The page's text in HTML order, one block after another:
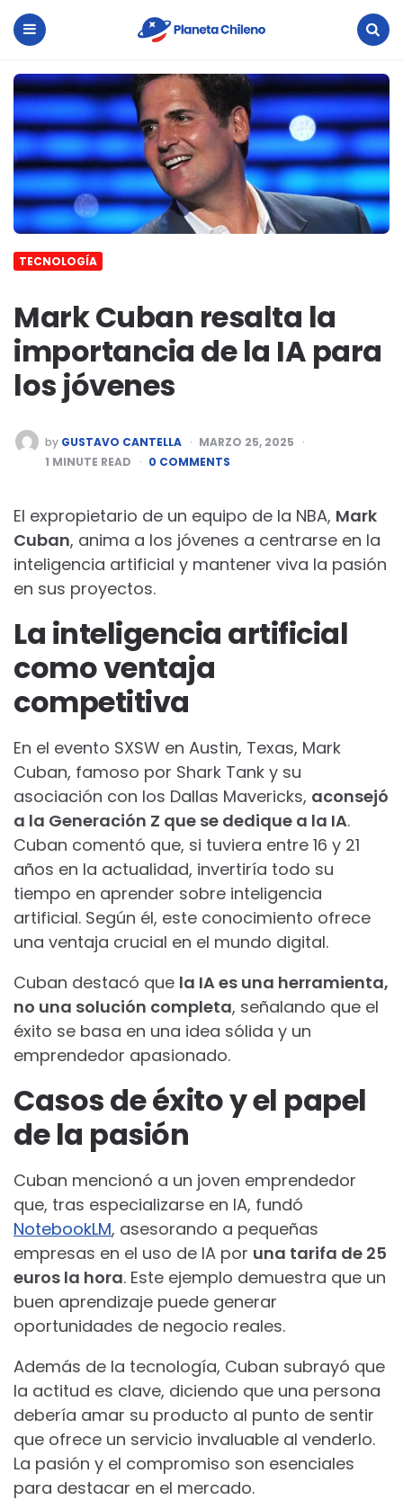
Planeta
Chileno
TECNOLOGÍA
Mark Cuban resalta la
importancia de la IA para
los jóvenes
POSTED
BY
by GUSTAVO CANTELLA
MARZO 25, 2025
1 MINUTE READ 0 COMMENTS
El expropietario de un equipo de la NBA, Mark
Cuban, anima a los jóvenes a centrarse en la
inteligencia artificial y mantener viva la pasión
en sus proyectos.
La inteligencia artificial
como ventaja
competitiva
En el evento SXSW en Austin, Texas, Mark
Cuban, famoso por Shark Tank y su
asociación con los Dallas Mavericks, aconsejó
a la Generación Z que se dedique a la IA.
Cuban comentó que, si tuviera entre 16 y 21
años en la actualidad, invertiría todo su
tiempo en aprender sobre inteligencia
artificial. Según él, este conocimiento ofrece
una ventaja crucial en el mundo digital.
Cuban destacó que la IA es una herramienta,
no una solución completa, señalando que el
éxito se basa en una idea sólida y un
emprendedor apasionado.
Casos de éxito y el papel
de la pasión
Cuban mencionó a un joven emprendedor
que, tras especializarse en IA, fundó
NotebookLM, asesorando a pequeñas
empresas en el uso de IA por una tarifa de 25
euros la hora. Este ejemplo demuestra que un
buen aprendizaje puede generar
oportunidades de negocio reales.
Además de la tecnología, Cuban subrayó que
la actitud es clave, diciendo que una persona
debería amar su producto al punto de sentir
que ofrece un servicio invaluable al venderlo.
La pasión y el compromiso son esenciales
para destacar en el mercado.